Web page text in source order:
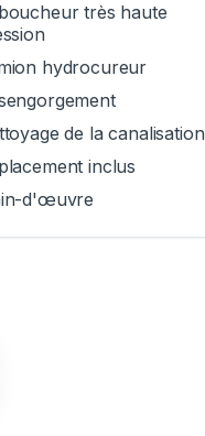
très haute
hydrocureur
de la canalisation
inclus
d'œuvre